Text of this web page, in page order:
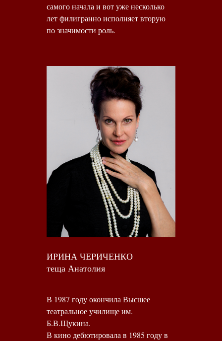
самого начала и вот уже несколько
лет филигранно исполняет вторую
по значимости роль.
ИРИНА ЧЕРИЧЕНКО
теща Анатолия
В 1987 году окончила Высшее
театральное училище им.
Б.В.Щукина.
В кино дебютировала в 1985 году в